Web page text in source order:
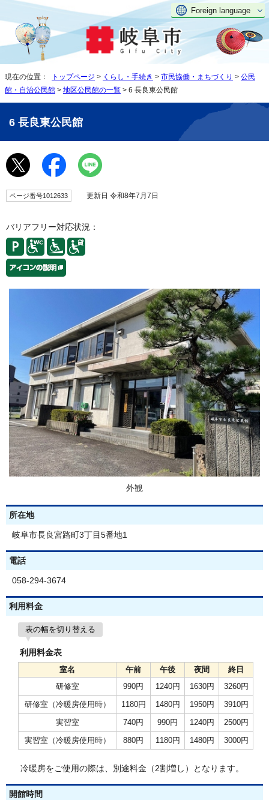
Foreign language
現在の位置： トップページ > くらし・手続き > 市民協働・まちづくり > 公民
館・自治公民館 > 地区公民館の一覧 > 6 長良東公民館
6 長良東公民館
ページ番号1012633 更新日 令和8年7月7日
バリアフリー対応状況：
外観
所在地
岐阜市長良宮路町3丁目5番地1
電話
058-294-3674
利用料金
表の幅を切り替える
利用料金表
室名
午前 午後 夜間
終日
研修室
990円 1240円 1630円
3260円
研修室（冷暖房使用時）
1180円 1480円 1950円
3910円
実習室
740円 990円 1240円
2500円
実習室（冷暖房使用時）
880円 1180円 1480円 3000円
冷暖房をご使用の際は、別途料金（2割増し）となります。
開館時間